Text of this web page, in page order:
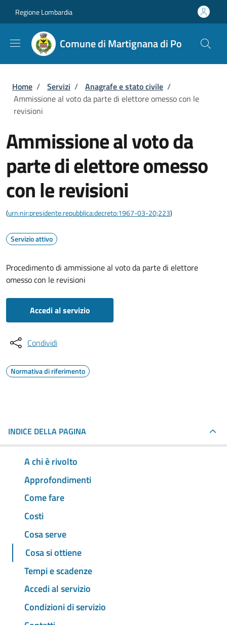
Regione Lombardia
Comune di Martignana di Po
Briciole di pane
Home / Servizi / Anagrafe e stato civile /
Ammissione al voto da parte di elettore omesso con le
revisioni
Ammissione al voto da
parte di elettore omesso
con le revisioni
(urn:nir:presidente.repubblica:decreto:1967-03-20;223)
Servizio attivo
Procedimento di ammissione al voto da parte di elettore
omesso con le revisioni
Accedi al servizio
Condividi
Normativa di riferimento
INDICE DELLA PAGINA
A chi è rivolto
Approfondimenti
Come fare
Costi
Cosa serve
Cosa si ottiene
Tempi e scadenze
Accedi al servizio
Condizioni di servizio